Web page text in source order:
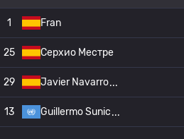
1 Fran
25 Серхио Местре
29 Javier Navarro
13 Guillermo Sunic